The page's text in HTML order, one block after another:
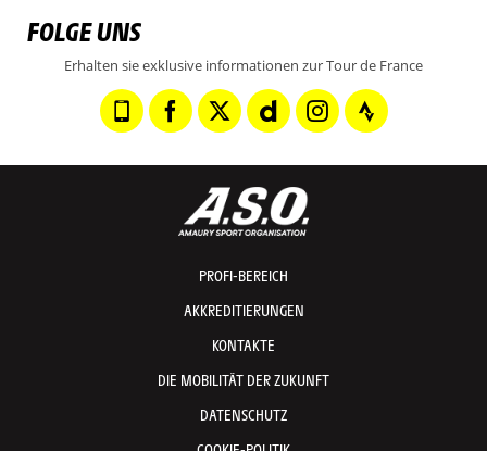
FOLGE UNS
Erhalten sie exklusive informationen zur Tour de France
PROFI-BEREICH
AKKREDITIERUNGEN
KONTAKTE
DIE MOBILITÄT DER ZUKUNFT
DATENSCHUTZ